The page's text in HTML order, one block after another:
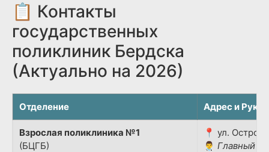
📋 Контакты
государственных
поликлиник Бердска
(Актуально на 2026)
Отделение Адрес и
Взрослая поликлиника №1
(БЦГБ)
📍 ул.
👨‍⚕️ Главный